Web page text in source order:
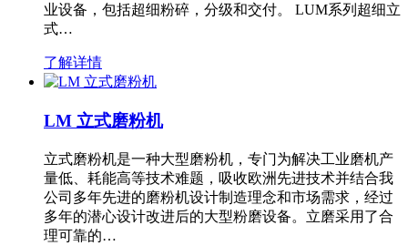
业设备，包括超细粉碎，分级和交付。 LUM系列超细立
式…
了解详情
LM 立式磨粉机
立式磨粉机是一种大型磨粉机，专门为解决工业磨机产
量低、耗能高等技术难题，吸收欧洲先进技术并结合我
公司多年先进的磨粉机设计制造理念和市场需求，经过
多年的潜心设计改进后的大型粉磨设备。立磨采用了合
理可靠的…